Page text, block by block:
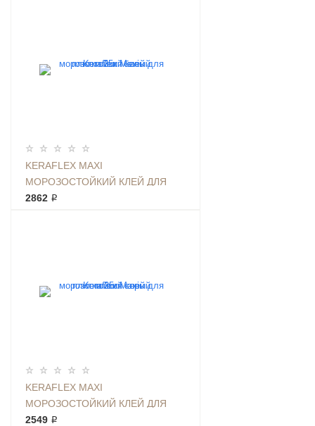
KERAFLEX MAXI
МОРОЗОСТОЙКИЙ КЛЕЙ ДЛЯ
ПЛИТКИ 25КГ БЕЛЫЙ
2862 ₽
KERAFLEX MAXI
МОРОЗОСТОЙКИЙ КЛЕЙ ДЛЯ
ПЛИТКИ 25КГ СЕРЫЙ
2549 ₽